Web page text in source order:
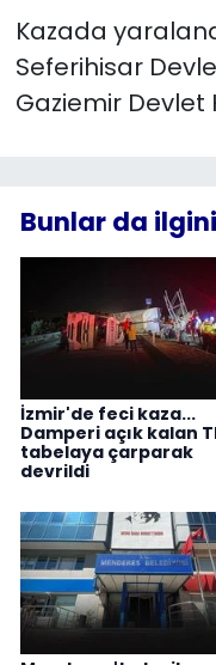
Kazada
Seferihisar
Gaziemir Devlet
Bunlar da
İzmir'de feci kaza...
Damperi açık kalan
tabelaya çarparak
devrildi